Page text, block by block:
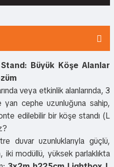
Büyük Köşe Alanlar
veya etkinlik alanlarında, 3
cephe uzunluğuna sahip,
edilebilir bir köşe standı (L
uzunluklarıyla güçlü,
modüllü, yüksek parlaklıkta